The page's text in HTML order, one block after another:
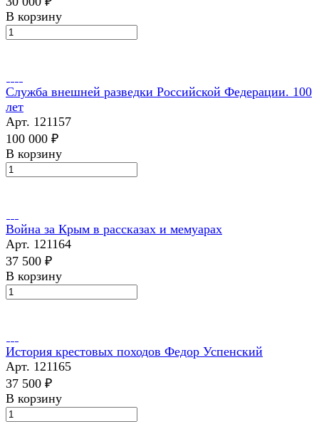
В корзину
Служба внешней разведки Российской Федерации. 100
лет
Арт. 121157
100 000 ₽
В корзину
Война за Крым в рассказах и мемуарах
Арт. 121164
37 500 ₽
В корзину
История крестовых походов Федор Успенский
Арт. 121165
37 500 ₽
В корзину